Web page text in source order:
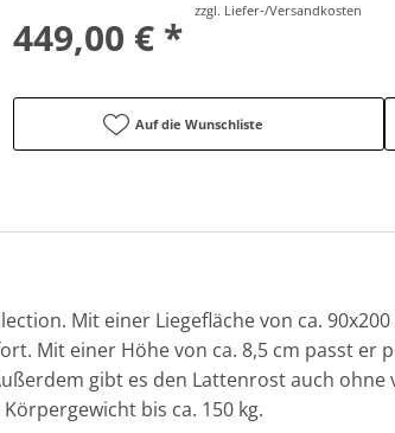
449,00 € *
zzgl. Liefer-/Versandkosten
Auf die Wunschliste
Mit einer Liegefläche von ca.
Mit einer Höhe von ca. 8,5 cm passt er
gibt es den Lattenrost auch ohne
bis ca. 150 kg.